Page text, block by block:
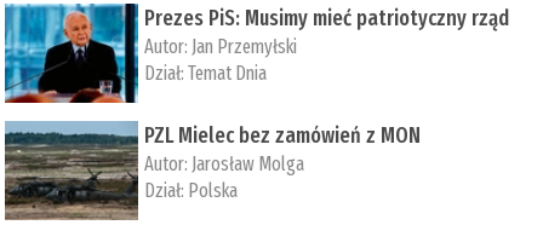
Prezes PiS: Musimy mieć patriotyczny rząd
Autor: Jan Przemyłski
Dział:Temat Dnia
PZL Mielec bez zamówień z MON
Autor: Jarosław Molga
Dział: Polska